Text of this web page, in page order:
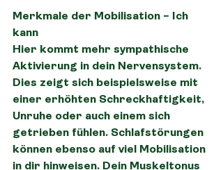
Merkmale der Mobilisation – Ich
kann
Hier kommt mehr sympathische
Aktivierung in dein Nervensystem.
Dies zeigt sich beispielsweise mit
einer erhöhten Schreckhaftigkeit,
Unruhe oder auch einem sich
getrieben fühlen. Schlafstörungen
können ebenso auf viel Mobilisation
in dir hinweisen. Dein Muskeltonus